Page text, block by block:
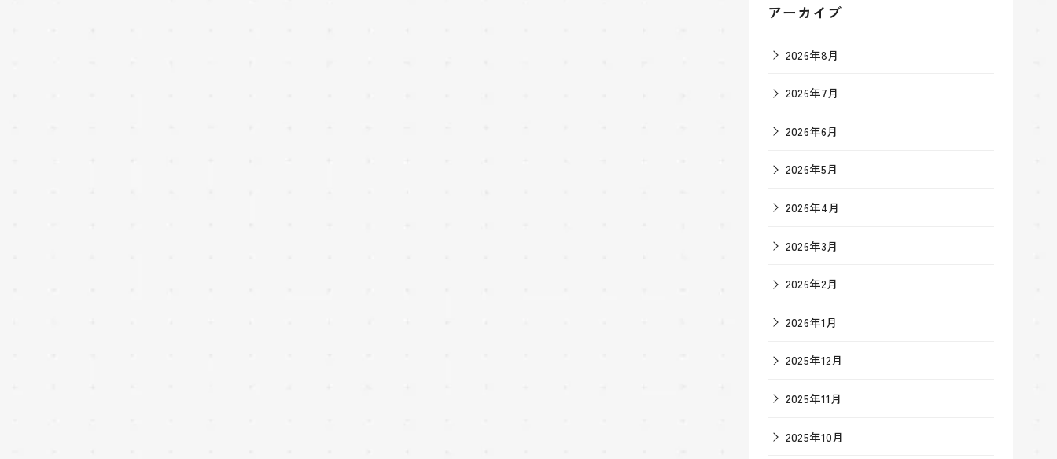
アーカイブ
2026年8月
2026年7月
2026年6月
2026年5月
2026年4月
2026年3月
2026年2月
2026年1月
2025年12月
2025年11月
2025年10月